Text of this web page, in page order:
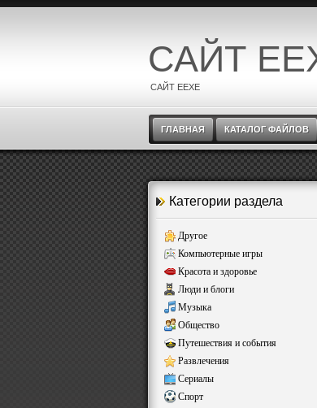
САЙТ
САЙТ EEXE
ГЛАВНАЯ КАТАЛОГ ФАЙЛОВ
Категории раздела
Другое
Компьютерные игры
Красота и здоровье
Люди и блоги
Музыка
Общество
Путешествия и события
Развлечения
Сериалы
Спорт